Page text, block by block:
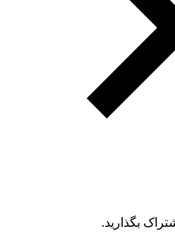
بگذارید.